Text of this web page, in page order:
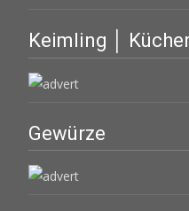
Keimling │
Gewürze